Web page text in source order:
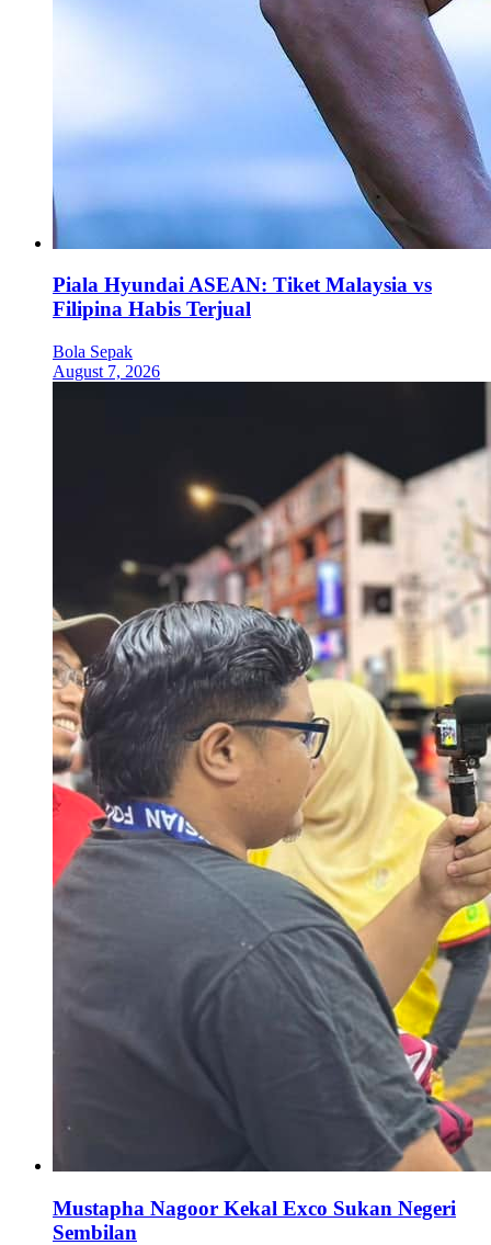
Piala Hyundai ASEAN: Tiket Malaysia vs
Filipina Habis Terjual
Bola Sepak
August 7, 2026
Mustapha Nagoor Kekal Exco Sukan Negeri
Sembilan